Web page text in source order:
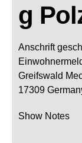
g
Anschrift
Greifswald
17309
Show Notes